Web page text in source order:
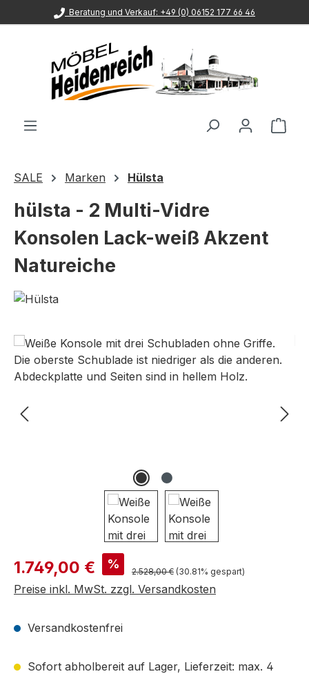
Zum Hauptinhalt springen
Beratung und Verkauf: +49 (0) 06152 177 66 46
SALE Marken Hülsta
hülsta - 2 Multi-Vidre
Konsolen Lack-weiß Akzent
Natureiche
Bildergalerie überspringen
Verkaufspreis:
1.749,00 € % Regulärer Preis:
2.528,00 € (30.81% gespart)
Preise inkl. MwSt. zzgl. Versandkosten
Versandkostenfrei
Sofort abholbereit auf Lager, Lieferzeit: max. 4